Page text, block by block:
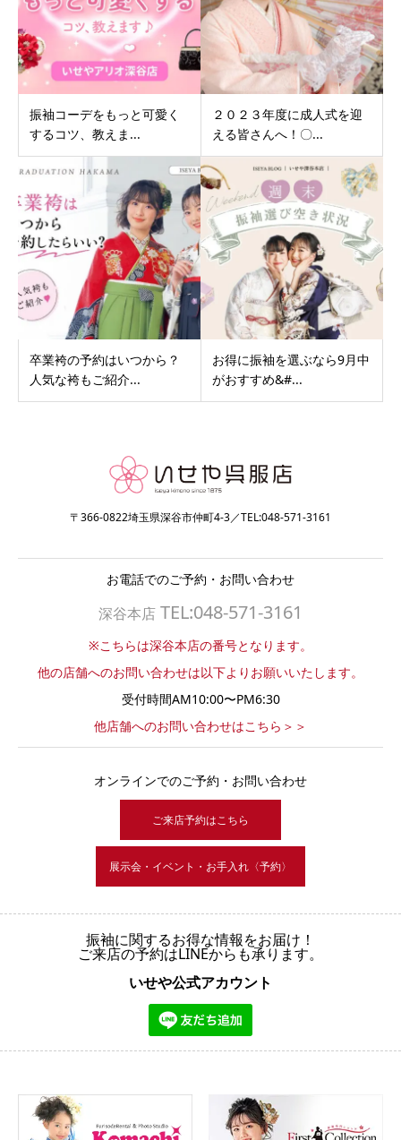
振袖コーデをもっと可愛く
するコツ、教えま...
２０２３年度に成人式を迎
える皆さんへ！〇...
卒業袴の予約はいつから？
人気な袴もご紹介...
お得に振袖を選ぶなら9月中
がおすすめ&#...
〒366-0822埼玉県深谷市仲町4-3／TEL:048-571-3161
お電話でのご予約・お問い合わせ
深谷本店 TEL:048-571-3161
※こちらは深谷本店の番号となります。
他の店舗へのお問い合わせは以下よりお願いいたします。
受付時間AM10:00〜PM6:30
他店舗へのお問い合わせはこちら＞＞
オンラインでのご予約・お問い合わせ
ご来店予約はこちら
展示会・イベント・お手入れ〈予約〉
振袖に関するお得な情報をお届け！
ご来店の予約はLINEからも承ります。
いせや公式アカウント